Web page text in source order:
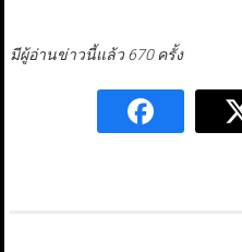
มีผู้อ่านข่าวนี้แล้ว 670 ครั้ง